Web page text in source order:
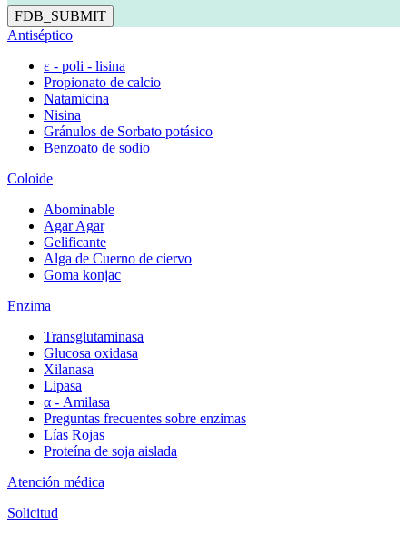
FDB_SUBMIT
Antiséptico
ε - poli - lisina
Propionato de calcio
Natamicina
Nisina
Gránulos de Sorbato potásico
Benzoato de sodio
Coloide
Abominable
Agar Agar
Gelificante
Alga de Cuerno de ciervo
Goma konjac
Enzima
Transglutaminasa
Glucosa oxidasa
Xilanasa
Lipasa
α - Amilasa
Preguntas frecuentes sobre enzimas
Lías Rojas
Proteína de soja aislada
Atención médica
Solicitud